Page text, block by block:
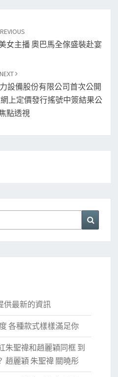
女主播 奧巴馬全傢盛裝赴宴
NEXT
設備股份有限公司首次公開
上定價發行搖號中簽結果公
點透視
供最新的資訊
各種款式樣樣滿足你
朱聖禕和趙麗穎同框 到
趙麗穎 朱聖禕 關曉彤